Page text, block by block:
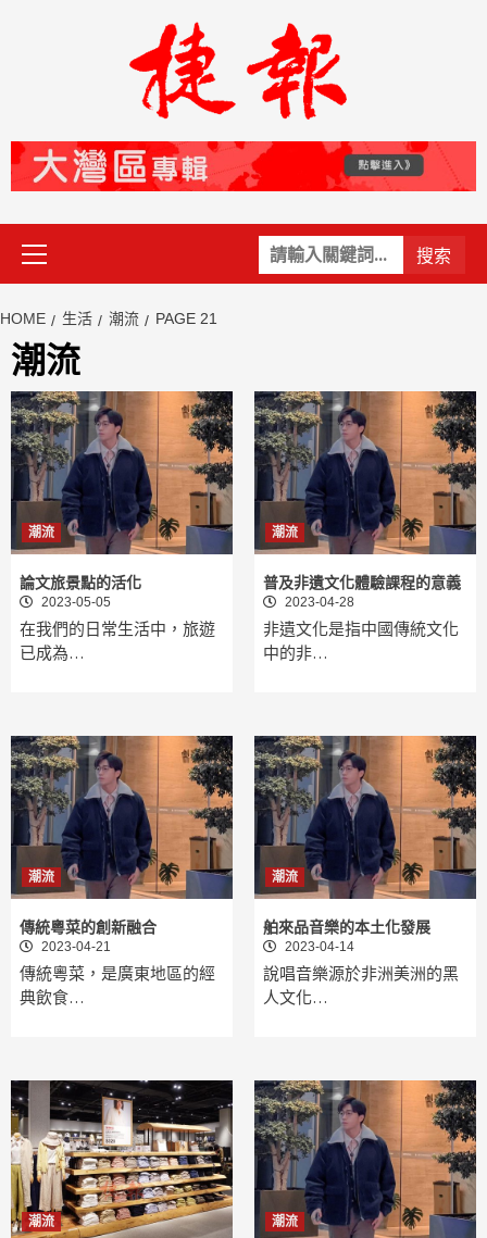
關
鍵
Primary
Menu
HOME 生活 潮流 PAGE 21
潮流
潮流
論文旅景點的活化
2023-05-05
在我們的日常生活中，旅遊
已成為…
潮流
普及非遺文化體驗課程的意義
2023-04-28
非遺文化是指中國傳統文化
中的非…
潮流
傳統粵菜的創新融合
2023-04-21
傳統粵菜，是廣東地區的經
典飲食…
潮流
舶來品音樂的本土化發展
2023-04-14
說唱音樂源於非洲美洲的黑
人文化…
潮流 潮流